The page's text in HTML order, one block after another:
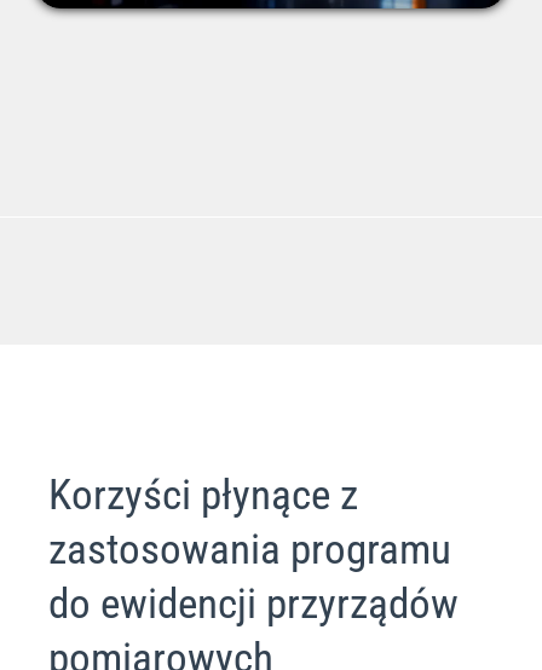
Korzyści płynące z
zastosowania programu
do ewidencji przyrządów
pomiarowych